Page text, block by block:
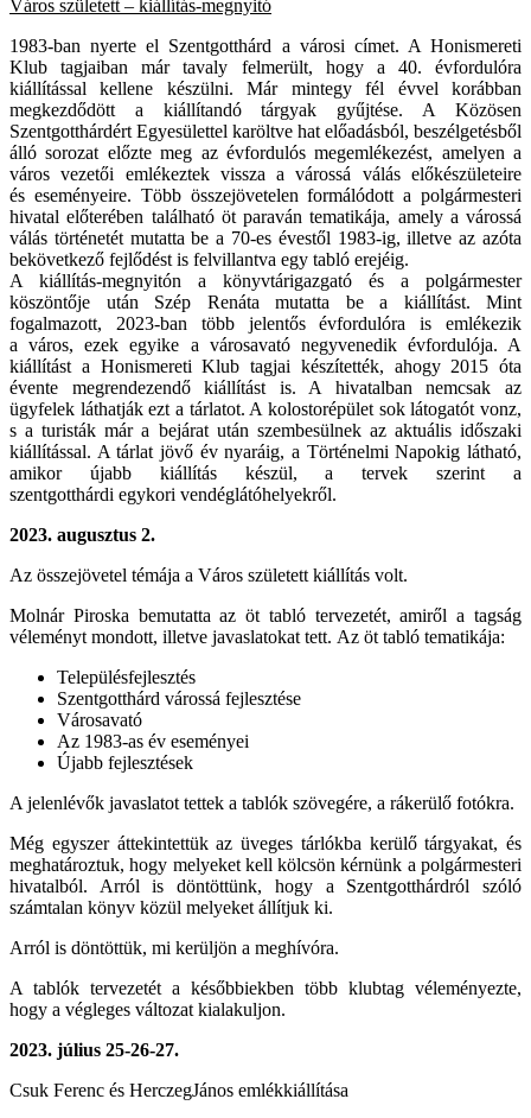
Város született – kiállítás-megnyitó
1983-ban nyerte el Szentgotthárd a városi címet. A Honismereti
Klub tagjaiban már tavaly felmerült, hogy a 40. évfordulóra
kiállítással kellene készülni. Már mintegy fél évvel korábban
megkezdődött a kiállítandó tárgyak gyűjtése. A Közösen
Szentgotthárdért Egyesülettel karöltve hat előadásból, beszélgetésből
álló sorozat előzte meg az évfordulósmegemlékezést, amelyen a
város vezetői emlékeztek vissza a várossá válás előkészületeire
és eseményeire. Több összejövetelen formálódott a polgármesteri
hivatal előterében található öt paraván tematikája, amely a várossá
válás történetét mutatta be a 70-es évestől 1983-ig, illetveaz azóta
bekövetkező fejlődést is felvillantva egy tabló erejéig.
A kiállítás-megnyitón a könyvtárigazgató és a polgármester
köszöntője után Szép Renáta mutatta be a kiállítást. Mint
fogalmazott, 2023-ban több jelentős évfordulóra is emlékezik
aváros, ezek egyike a városavató negyvenedik évfordulója. A
kiállítást a Honismereti Klub tagjai készítették, ahogy 2015 óta
évente megrendezendő kiállítást is. A hivatalban nemcsak az
ügyfelek láthatják ezt a tárlatot. A kolostorépület sok látogatót vonz,
s a turisták már a bejárat után szembesülnek az aktuális időszaki
kiállítással. A tárlat jövő év nyaráig, a Történelmi Napokig látható,
amikor újabb kiállítás készül, a tervek szerint a
szentgotthárdi egykori vendéglátóhelyekről.
2023. augusztus 2.
Az összejövetel témája a Város született kiállítás volt.
Molnár Piroska bemutatta az öt tabló tervezetét, amiről a tagság
véleményt mondott, illetve javaslatokat tett. Az öt tabló tematikája:
Településfejlesztés
Szentgotthárd várossá fejlesztése
Városavató
Az 1983-as év eseményei
Újabb fejlesztések
A jelenlévők javaslatot tettek a tablók szövegére, a rákerülő fotókra.
Még egyszer áttekintettük az üveges tárlókba kerülő tárgyakat, és
meghatároztuk, hogy melyeket kell kölcsön kérnünk a polgármesteri
hivatalból. Arról is döntöttünk, hogy a Szentgotthárdról szóló
számtalan könyv közül melyeket állítjuk ki.
Arról is döntöttük, mi kerüljön a meghívóra.
A tablók tervezetét a későbbiekben több klubtag véleményezte,
hogy a végleges változat kialakuljon.
2023. július 25-26-27.
Csuk Ferenc és HerczegJános emlékkiállítása